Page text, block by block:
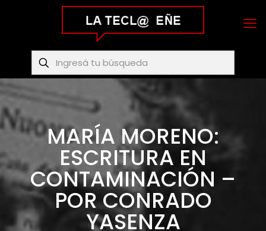
MARÍA MORENO:
ESCRITURA EN
CONTAMINACIÓN –
POR CONRADO
YASENZA